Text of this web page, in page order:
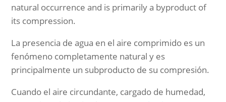
natural occurrence and is primarily a byproduct of
its compression.
La presencia de agua en el aire comprimido es un
fenómeno completamente natural y es
principalmente un subproducto de su compresión.
Cuando el aire circundante, cargado de humedad,